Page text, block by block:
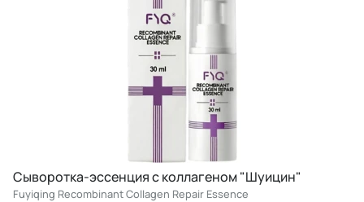
Сыворотка-эссенция с коллагеном "Шуицин"
Fuyiqing Recombinant Collagen Repair Essence